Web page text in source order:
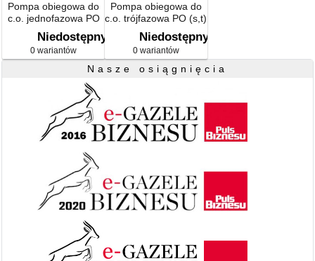
Pompa obiegowa do
c.o. jednofazowa PO
(u,w) DN32
Niedostępny
0 wariantów
Pompa obiegowa do
c.o. trójfazowa PO (s,t)
DN50
Niedostępny
0 wariantów
Nasze osiągnięcia